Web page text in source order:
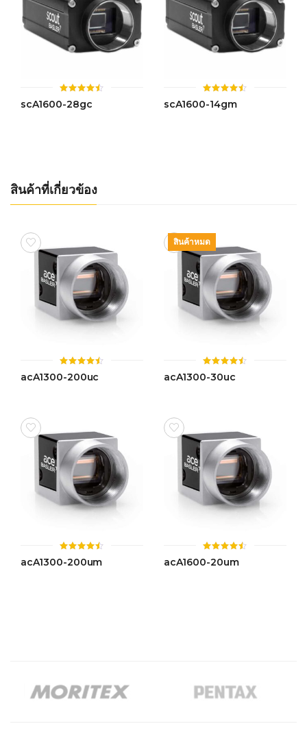
ให้
คะแนน
scA1600-28gc
ให้
คะแนน
scA1600-14gm
สินค้าที่เกี่ยวข้อง
ให้
คะแนน
acA1300-200uc
สินค้าหมด
ให้
คะแนน
acA1300-30uc
ให้
คะแนน
acA1300-200um
ให้
คะแนน
acA1600-20um